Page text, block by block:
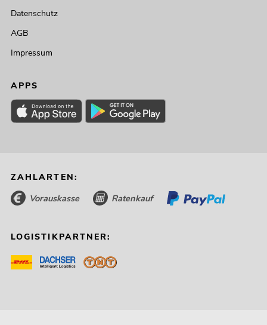
Datenschutz
AGB
Impressum
APPS
ZAHLARTEN:
Vorauskasse Ratenkauf
LOGISTIKPARTNER: